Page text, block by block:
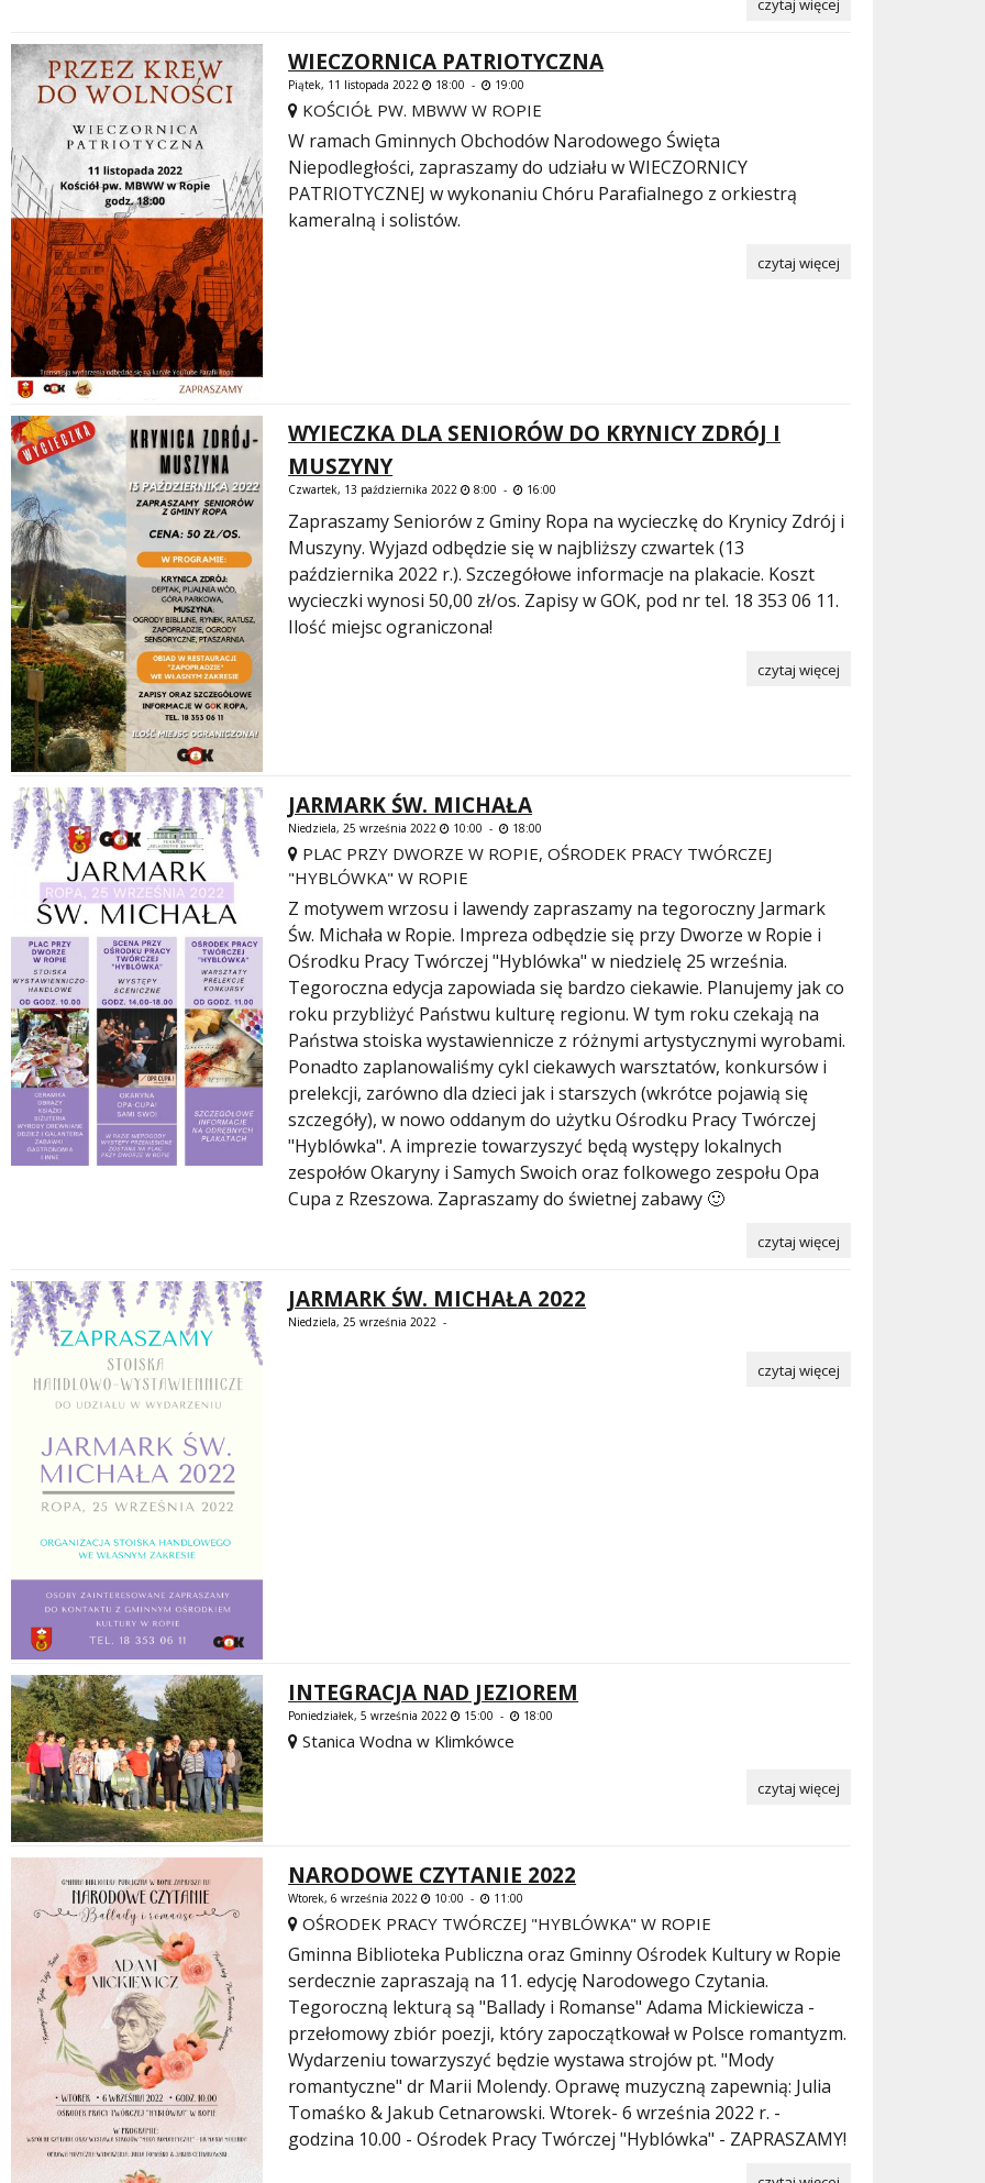
czytaj więcej
WIECZORNICA PATRIOTYCZNA
Piątek, 11 listopada 2022 18:00 - 19:00
KOŚCIÓŁ PW. MBWW W ROPIE
W ramach Gminnych Obchodów Narodowego Święta
Niepodległości, zapraszamy do udziału w WIECZORNICY
PATRIOTYCZNEJ w wykonaniu Chóru Parafialnego z orkiestrą
kameralną i solistów.
czytaj więcej
WYIECZKA DLA SENIORÓW DO KRYNICY ZDRÓJ I
MUSZYNY
Czwartek, 13 października 2022 8:00 - 16:00
Zapraszamy Seniorów z Gminy Ropa na wycieczkę do Krynicy Zdrój i
Muszyny. Wyjazd odbędzie się w najbliższy czwartek (13
października 2022 r.). Szczegółowe informacje na plakacie. Koszt
wycieczki wynosi 50,00 zł/os. Zapisy w GOK, pod nr tel. 18 353 06 11.
Ilość miejsc ograniczona!
czytaj więcej
JARMARK ŚW. MICHAŁA
Niedziela, 25 września 2022 10:00 - 18:00
PLAC PRZY DWORZE W ROPIE, OŚRODEK PRACY TWÓRCZEJ
"HYBLÓWKA" W ROPIE
Z motywem wrzosu i lawendy zapraszamy na tegoroczny Jarmark
Św. Michała w Ropie. Impreza odbędzie się przy Dworze w Ropie i
Ośrodku Pracy Twórczej "Hyblówka" w niedzielę 25 września.
Tegoroczna edycja zapowiada się bardzo ciekawie. Planujemy jak co
roku przybliżyć Państwu kulturę regionu. W tym roku czekają na
Państwa stoiska wystawiennicze z różnymi artystycznymi wyrobami.
Ponadto zaplanowaliśmy cykl ciekawych warsztatów, konkursów i
prelekcji, zarówno dla dzieci jak i starszych (wkrótce pojawią się
szczegóły), w nowo oddanym do użytku Ośrodku Pracy Twórczej
"Hyblówka". A imprezie towarzyszyć będą występy lokalnych
zespołów Okaryny i Samych Swoich oraz folkowego zespołu Opa
Cupa z Rzeszowa. Zapraszamy do świetnej zabawy 🙂
czytaj więcej
JARMARK ŚW. MICHAŁA 2022
Niedziela, 25 września 2022 -
czytaj więcej
INTEGRACJA NAD JEZIOREM
Poniedziałek, 5 września 2022 15:00 - 18:00
Stanica Wodna w Klimkówce
czytaj więcej
NARODOWE CZYTANIE 2022
Wtorek, 6 września 2022 10:00 - 11:00
OŚRODEK PRACY TWÓRCZEJ "HYBLÓWKA" W ROPIE
Gminna Biblioteka Publiczna oraz Gminny Ośrodek Kultury w Ropie
serdecznie zapraszają na 11. edycję Narodowego Czytania.
Tegoroczną lekturą są "Ballady i Romanse" Adama Mickiewicza -
przełomowy zbiór poezji, który zapoczątkował w Polsce romantyzm.
Wydarzeniu towarzyszyć będzie wystawa strojów pt. "Mody
romantyczne" dr Marii Molendy. Oprawę muzyczną zapewnią: Julia
Tomaśko & Jakub Cetnarowski. Wtorek- 6 września 2022 r. -
godzina 10.00 - Ośrodek Pracy Twórczej "Hyblówka" - ZAPRASZAMY!